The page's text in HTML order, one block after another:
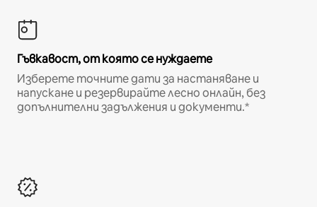
Гъвкавост, от която се нуждаете
Изберете точните дати за настаняване и
напускане и резервирайте лесно онлайн, без
допълнителни задължения и документи.*